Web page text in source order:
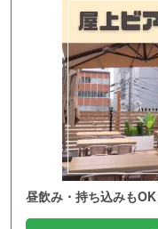
昼飲み・持ち込みも